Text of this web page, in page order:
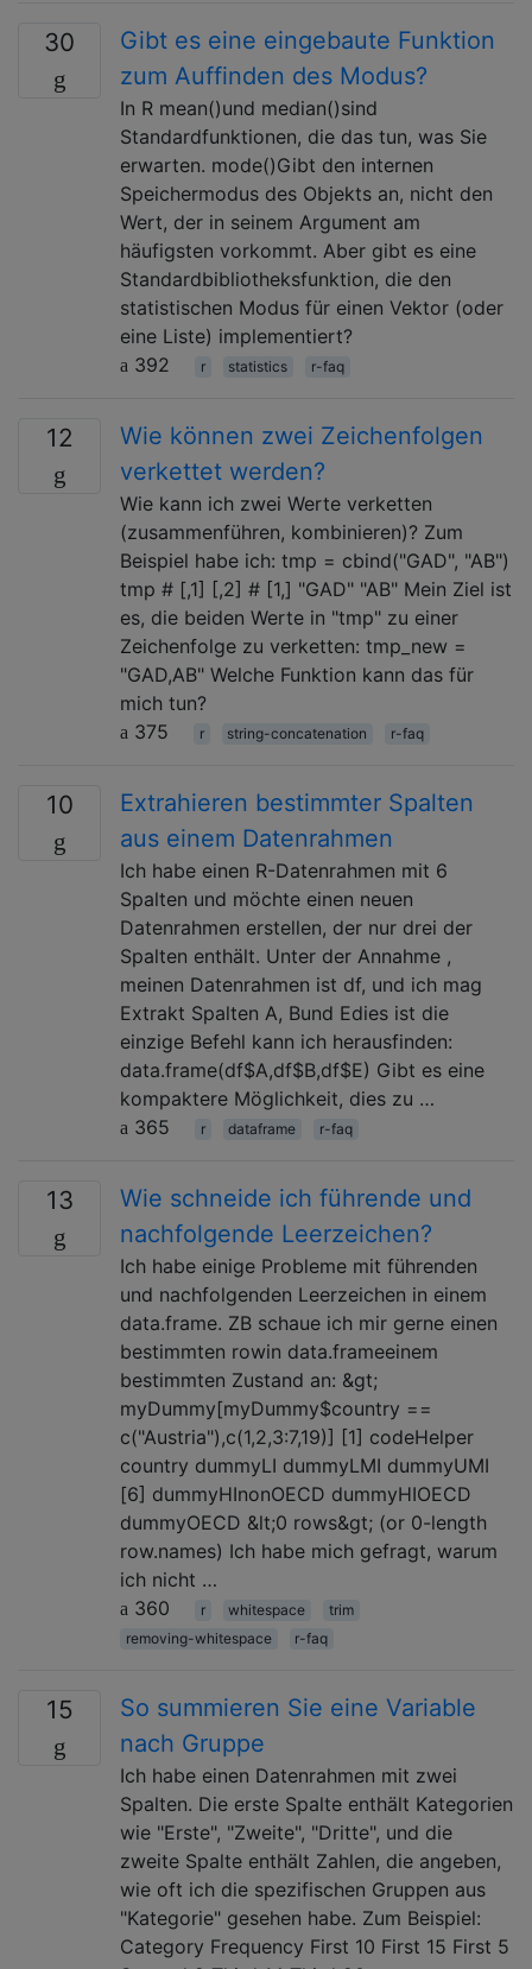
30
Gibt es eine eingebaute Funktion
zum Auffinden des Modus?
In R mean()und median()sind
Standardfunktionen, die das tun, was Sie
erwarten. mode()Gibt den internen
Speichermodus des Objekts an, nicht den
Wert, der in seinem Argument am
häufigsten vorkommt. Aber gibt es eine
Standardbibliotheksfunktion, die den
statistischen Modus für einen Vektor (oder
eine Liste) implementiert?
392
r statistics r-faq
12
Wie können zwei Zeichenfolgen
verkettet werden?
Wie kann ich zwei Werte verketten
(zusammenführen, kombinieren)? Zum
Beispiel habe ich: tmp = cbind("GAD", "AB")
tmp # [,1] [,2] # [1,] "GAD" "AB" Mein Ziel ist
es, die beiden Werte in "tmp" zu einer
Zeichenfolge zu verketten: tmp_new =
"GAD,AB" Welche Funktion kann das für
mich tun?
375
r string-concatenation r-faq
10
Extrahieren bestimmter Spalten
aus einem Datenrahmen
Ich habe einen R-Datenrahmen mit 6
Spalten und möchte einen neuen
Datenrahmen erstellen, der nur drei der
Spalten enthält. Unter der Annahme ,
meinen Datenrahmen ist df, und ich mag
Extrakt Spalten A, Bund Edies ist die
einzige Befehl kann ich herausfinden:
data.frame(df$A,df$B,df$E) Gibt es eine
kompaktere Möglichkeit, dies zu …
365
r dataframe r-faq
13
Wie schneide ich führende und
nachfolgende Leerzeichen?
Ich habe einige Probleme mit führenden
und nachfolgenden Leerzeichen in einem
data.frame. ZB schaue ich mir gerne einen
bestimmten rowin data.frameeinem
bestimmten Zustand an: &gt;
myDummy[myDummy$country ==
c("Austria"),c(1,2,3:7,19)] [1] codeHelper
country dummyLI dummyLMI dummyUMI
[6] dummyHInonOECD dummyHIOECD
dummyOECD &lt;0 rows&gt; (or 0-length
row.names) Ich habe mich gefragt, warum
ich nicht …
360
r whitespace
trim
removing-whitespace
r-faq
15
So summieren Sie eine Variable
nach Gruppe
Ich habe einen Datenrahmen mit zwei
Spalten. Die erste Spalte enthält Kategorien
wie "Erste", "Zweite", "Dritte", und die
zweite Spalte enthält Zahlen, die angeben,
wie oft ich die spezifischen Gruppen aus
"Kategorie" gesehen habe. Zum Beispiel:
Category Frequency First 10 First 15 First 5